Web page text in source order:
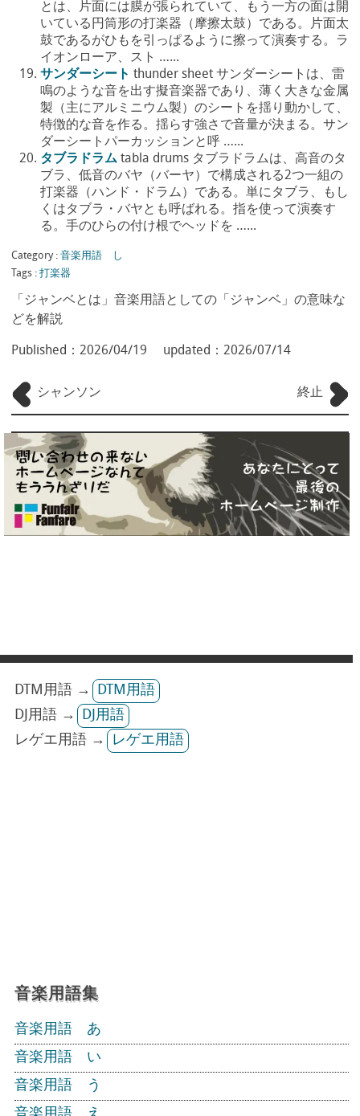
とは、片面には膜が張られていて、もう一方の面は開
いている円筒形の打楽器（摩擦太鼓）である。片面太
鼓であるがひもを引っぱるように擦って演奏する。ラ
イオンローア、スト …...
サンダーシート thunder sheet サンダーシートは、雷
鳴のような音を出す擬音楽器であり、薄く大きな金属
製（主にアルミニウム製）のシートを揺り動かして、
特徴的な音を作る。揺らす強さで音量が決まる。サン
ダーシートパーカッションと呼 …...
タブラドラム tabla drums タブラドラムは、高音のタ
ブラ、低音のバヤ（バーヤ）で構成される2つ一組の
打楽器（ハンド・ドラム）である。単にタブラ、もし
くはタブラ・バヤとも呼ばれる。指を使って演奏す
る。手のひらの付け根でヘッドを …...
Category : 音楽用語 し
Tags : 打楽器
「ジャンベとは」音楽用語としての「ジャンベ」の意味な
どを解説
Published： 2026/04/19 updated： 2026/07/14
シャンソン 終止
DTM用語 →
DTM用語
DJ用語 →
DJ用語
レゲエ用語 →
レゲエ用語
音楽用語集
音楽用語 あ
音楽用語 い
音楽用語 う